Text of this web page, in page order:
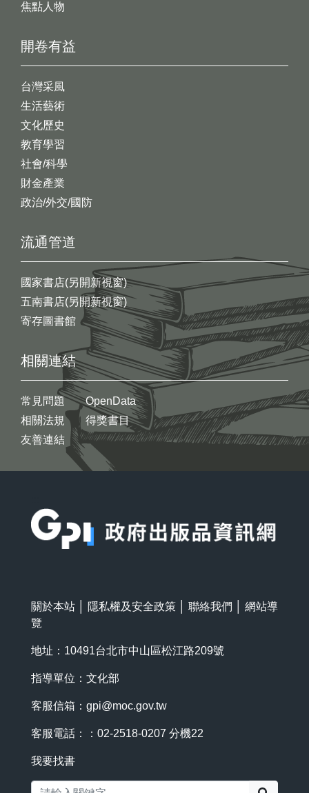
開卷有益
台灣采風
生活藝術
文化歷史
教育學習
社會/科學
財金產業
政治/外交/國防
焦點人物
流通管道
國家書店(另開新視窗)
五南書店(另開新視窗)
寄存圖書館
相關連結
常見問題
相關法規
友善連結
OpenData
得獎書目
關於本站 隱私權及安全政策 聯絡我們
網站導
覽
地址：10491台北市中山區松江路209號
指導單位：文化部
客服信箱： gpi@moc.gov.tw
客服電話：：02-2518-0207 分機22
我要找書